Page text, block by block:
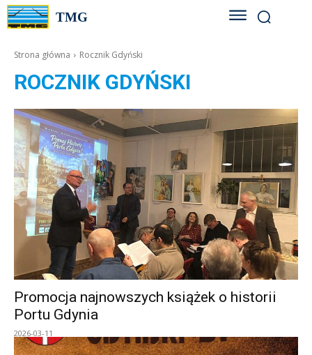
TMG
Strona główna Rocznik Gdyński
ROCZNIK GDYŃSKI
Promocja najnowszych książek o historii
Portu Gdynia
2026-03-11